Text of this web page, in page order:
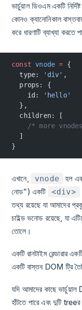
ভার্চুয়াল ডিওএম একটি
কোনও ক্যানোনিকাল
করে ধারণাটি ব্যাখ্যা করতে
const vnode = {
  type:
'div' ,
  props: {
    id:
'hello'
  },
  children: [
/* more
  ]
}
এখানে, vnode
হল
নোড") একটি
<div>
তথ্য রয়েছে যা আমাদের
চাইল্ড ভনোড রয়েছে, যা
তোলে।
একটি রানটাইম রেন্ডারার
একটি বাস্তব DOM ট্রি
যদি আমাদের কাছে
হাঁটতে পারে এবং দুটি